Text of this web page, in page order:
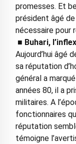
promesses. Et
président âgé
nécessaire pour
■ Buhari,
Aujourd’hui âgé
sa réputation
général a
années 80, il a
militaires. A
fonctionnaires
réputation
témoigne